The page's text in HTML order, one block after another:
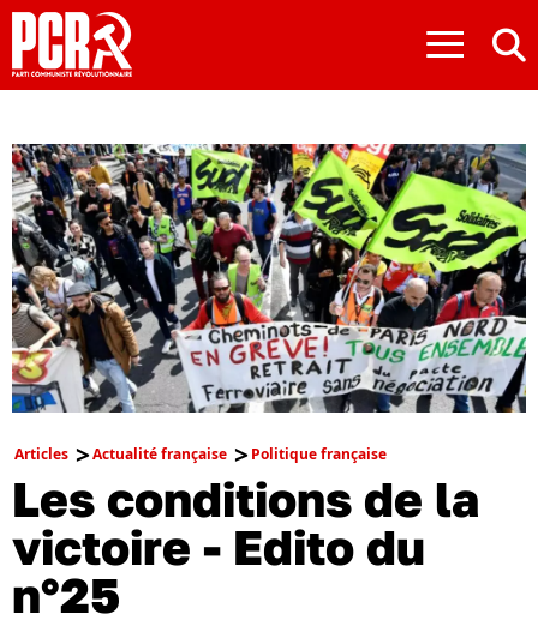
≡
Articles Actualité française Politique française
Les conditions de la
victoire - Edito du
n°25